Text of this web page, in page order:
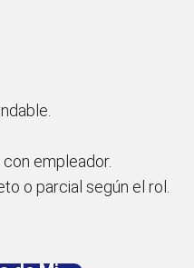
empleador.
o parcial según el rol.